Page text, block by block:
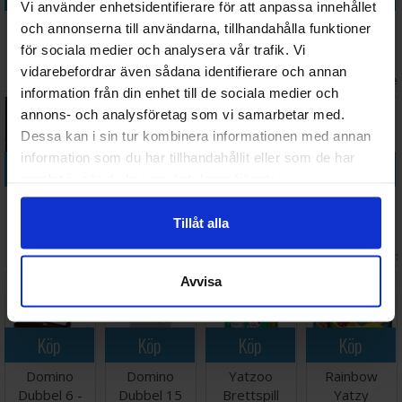
Vi använder enhetsidentifierare för att anpassa innehållet
och annonserna till användarna, tillhandahålla funktioner
för sociala medier och analysera vår trafik. Vi
vidarebefordrar även sådana identifierare och annan
information från din enhet till de sociala medier och
annons- och analysföretag som vi samarbetar med.
Dessa kan i sin tur kombinera informationen med annan
information som du har tillhandahållit eller som de har
Tillåt alla
Avvisa
Shut the Box
12er - 4
Sidor/4
spelare
288 SEKVäntas in:
2026-08-17
Omvendtspillet
Familie -
NORSK
110 SEK I lager:5
Myrstacken
Brädspel
268 SEK Väntas in:
2026-09-30
Monopoly
388 SEK I
Köp
Monopoly
498 SEK I lager:2
Köp
Monopoly
Deal Harry
Kortspel
141 SEK I lager:5
Köp
Mastermind
Remastered
319 SEKVäntas in:
2026-09-30
Köp
Domino
Brädspel
126 SEKI lager:
Köp
Domino
Dubbel 6 -
Köp
Domino
Dubbel 15
Köp
Yatzoo
Brettspill
Köp
Rainbow
Yatzy